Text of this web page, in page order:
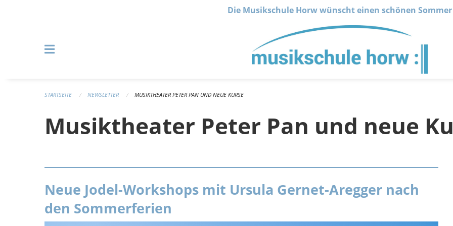
Die Musikschule Horw wünscht einen schönen Sommer
STARTSEITE NEWSLETTER MUSIKTHEATER PETER PAN UND NEUE KURSE
Musiktheater Peter Pan und neue
Neue Jodel-Workshops mit Ursula Gernet-Aregger nach
den Sommerferien